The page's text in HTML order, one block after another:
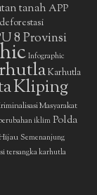
tanah APP
deforestasi
8 Provinsi
Infographic
Karhutla
Kliping
Masyarakat
iklimPolda
Semenanjung
tersangka karhutla